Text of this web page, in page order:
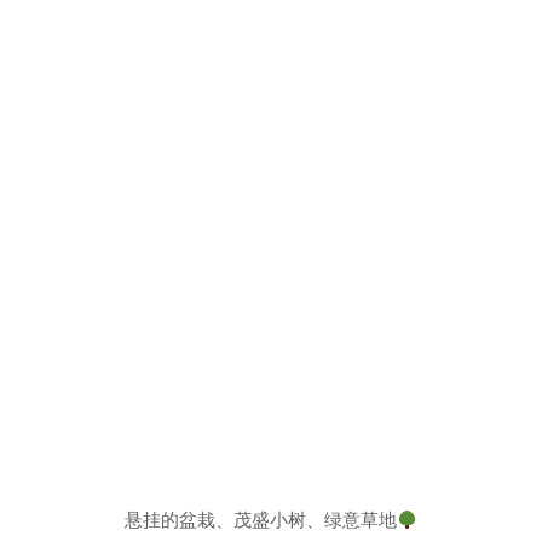
悬挂的盆栽、茂盛小树、绿意草地